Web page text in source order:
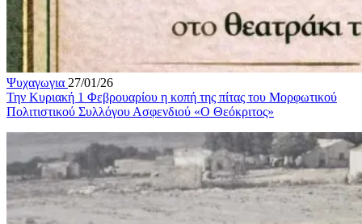
Ψυχαγωγια 27/01/26
Την Κυριακή 1 Φεβρουαρίου η κοπή της πίτας του Μορφωτικού
Πολιτιστικού Συλλόγου Ασφενδιού «Ο Θεόκριτος»